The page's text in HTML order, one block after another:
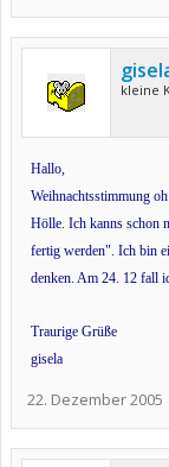
kleine
Hallo,
Weihnachtsstimmung
Hölle. Ich kanns schon
fertig werden". Ich bin
denken. Am 24. 12 fall
Traurige Grüße
gisela
22. Dezember 2005